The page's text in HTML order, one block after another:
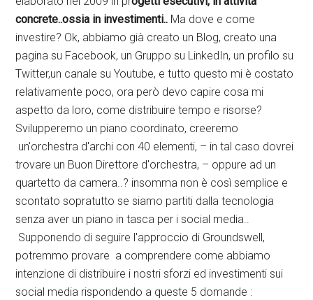
concrete..ossia in investimenti.. Ma dove e come
investire? Ok, abbiamo già creato un Blog, creato una
pagina su Facebook, un Gruppo su LinkedIn, un profilo su
Twitter,un canale su Youtube, e tutto questo mi è costato
relativamente poco, ora però devo capire cosa mi
aspetto da loro, come distribuire tempo e risorse?
Svilupperemo un piano coordinato, creeremo
un'orchestra d'archi con 40 elementi, – in tal caso dovrei
trovare un Buon Direttore d'orchestra, – oppure ad un
quartetto da camera..? insomma non è così semplice e
scontato sopratutto se siamo partiti dalla tecnologia
senza aver un piano in tasca per i social media..
Supponendo di seguire l'approccio di Groundswell,
potremmo provare a comprendere come abbiamo
intenzione di distribuire i nostri sforzi ed investimenti sui
social media rispondendo a queste 5 domande :